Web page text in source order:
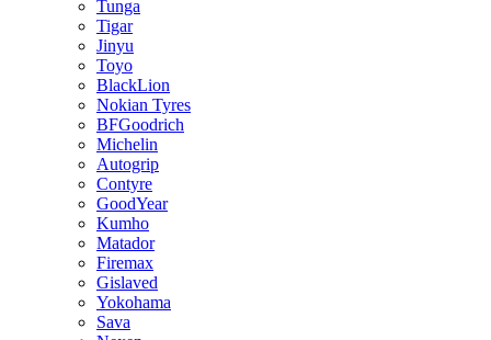
Tunga
Tigar
Jinyu
Toyo
BlackLion
Nokian Tyres
BFGoodrich
Michelin
Autogrip
Contyre
GoodYear
Kumho
Matador
Firemax
Gislaved
Yokohama
Sava